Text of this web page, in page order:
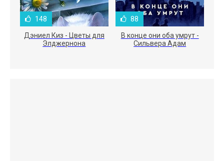
148
Дэниел Киз - Цветы для
Элджернона
88
В конце они оба умрут -
Сильвера Адам